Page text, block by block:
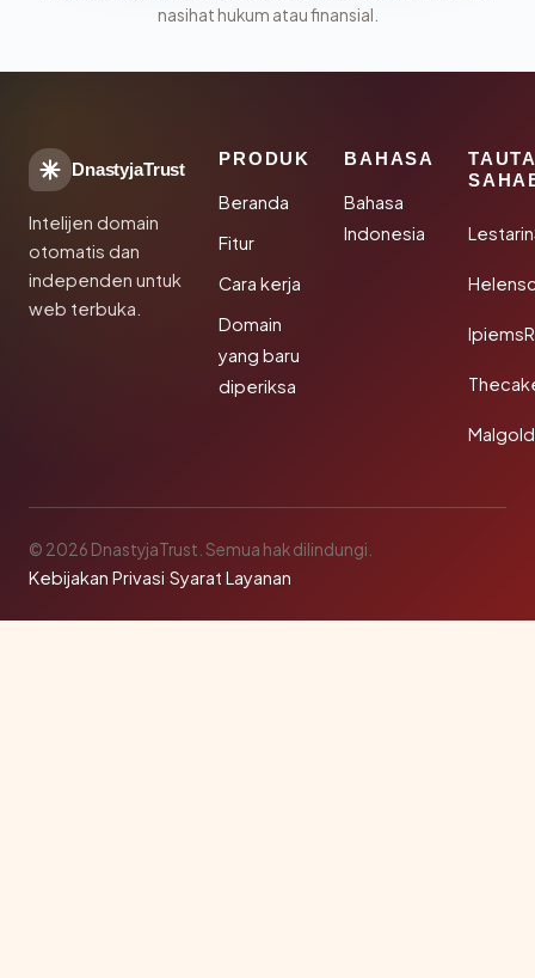
nasihat hukum atau finansial.
DnastyjaTrust
Intelijen domain
otomatis dan
independen untuk
web terbuka.
PRODUK
Beranda
Fitur
Cara kerja
Domain
yang baru
diperiksa
BAHASA
Bahasa
Indonesia
© 2026 DnastyjaTrust. Semua hak dilindungi.
Kebijakan Privasi·Syarat Layanan